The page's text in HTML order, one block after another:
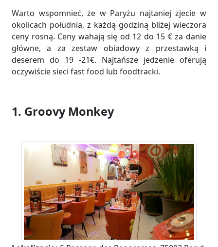
Warto wspomnieć, że w Paryżu najtaniej zjecie w
okolicach południa, z każdą godziną bliżej wieczora
ceny rosną. Ceny wahają się od 12 do 15 € za danie
główne, a za zestaw obiadowy z przestawką i
deserem do 19 -21€. Najtańsze jedzenie oferują
oczywiście sieci fast food lub foodtracki.
1. Groovy Monkey